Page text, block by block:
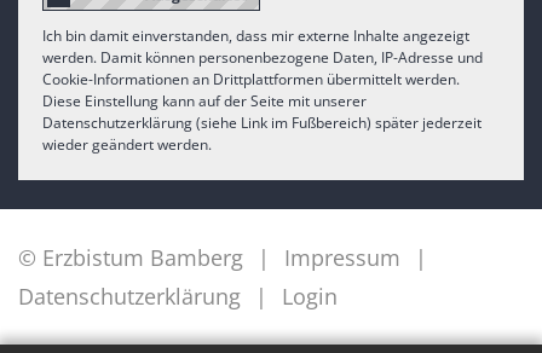
Ich bin damit einverstanden, dass mir externe Inhalte angezeigt
werden. Damit können personenbezogene Daten, IP-Adresse und
Cookie-Informationen an Drittplattformen übermittelt werden.
Diese Einstellung kann auf der Seite mit unserer
Datenschutzerklärung (siehe Link im Fußbereich) später jederzeit
wieder geändert werden.
© Erzbistum Bamberg
Impressum
Datenschutzerklärung
Login